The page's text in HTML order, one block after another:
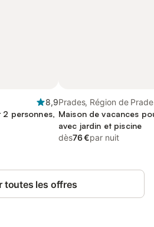
8,9
2 personnes,
Prades, Région de
Maison de vacances
avec jardin et piscine
dès76 €par nuit
toutes les offres